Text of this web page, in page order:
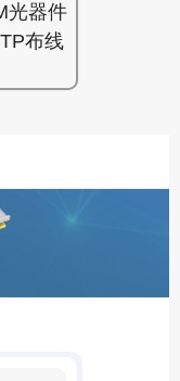
光器件
布线